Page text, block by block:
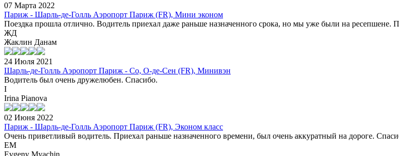
07 Марта 2022
Париж - Шарль-де-Голль Аэропорт Париж (FR), Мини эконом
Поездка прошла отлично. Водитель приехал даже раньше назначенного срока, но мы уже были на ресепшене.
ЖД
Жаклин Данам
24 Июля 2021
Шарль-де-Голль Аэропорт Париж - Со, О-де-Сен (FR), Минивэн
Водитель был очень дружелюбен. Спасибо.
I
Irina Pianova
02 Июня 2022
Париж - Шарль-де-Голль Аэропорт Париж (FR), Эконом класс
Очень приветливый водитель. Приехал раньше назначенного времени, был очень аккуратный на дороге.
EM
Evgeny Myachin